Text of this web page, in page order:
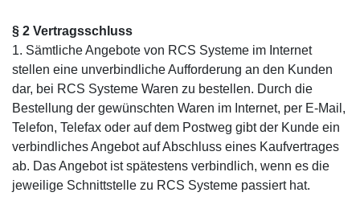
§ 2 Vertragsschluss
1. Sämtliche Angebote von RCS Systeme im Internet
stellen eine unverbindliche Aufforderung an den Kunden
dar, bei RCS Systeme Waren zu bestellen. Durch die
Bestellung der gewünschten Waren im Internet, per E-Mail,
Telefon, Telefax oder auf dem Postweg gibt der Kunde ein
verbindliches Angebot auf Abschluss eines Kaufvertrages
ab. Das Angebot ist spätestens verbindlich, wenn es die
jeweilige Schnittstelle zu RCS Systeme passiert hat.